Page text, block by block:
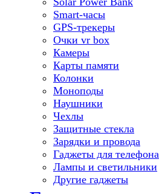
Smart-часы
GPS-трекеры
Очки vr box
Камеры
Карты памяти
Колонки
Моноподы
Наушники
Чехлы
Защитные стекла
Зарядки и провода
Гаджеты для телефона
Лампы и светильники
Другие гаджеты